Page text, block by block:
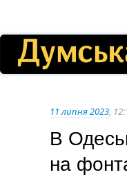
11 липня 2023,
В
на